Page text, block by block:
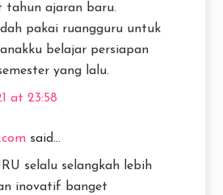
tahun ajaran baru.
pakai ruangguru untuk
belajar persiapan
yang lalu.
at 23:58
said...
selalu selangkah lebih
inovatif banget